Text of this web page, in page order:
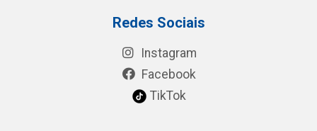
Redes Sociais
Instagram
Facebook
TikTok